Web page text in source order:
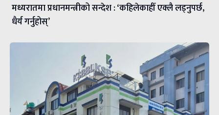
मध्यरातमा प्रधानमन्त्रीको सन्देश : ‘कहिलेकाहीँ एक्लै लड्नुपर्छ,
धैर्य गर्नुहोस्’